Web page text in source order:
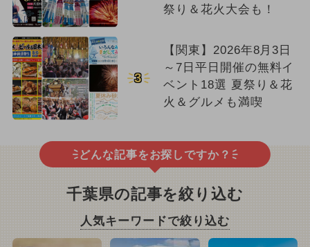
祭り＆花火大会も！
3
【関東】2026年8月3日
～7日平日開催の無料イ
ベント18選 夏祭り＆花
火＆グルメも満喫
どんな記事をお探しですか？
千葉県の記事を絞り込む
人気キーワードで絞り込む